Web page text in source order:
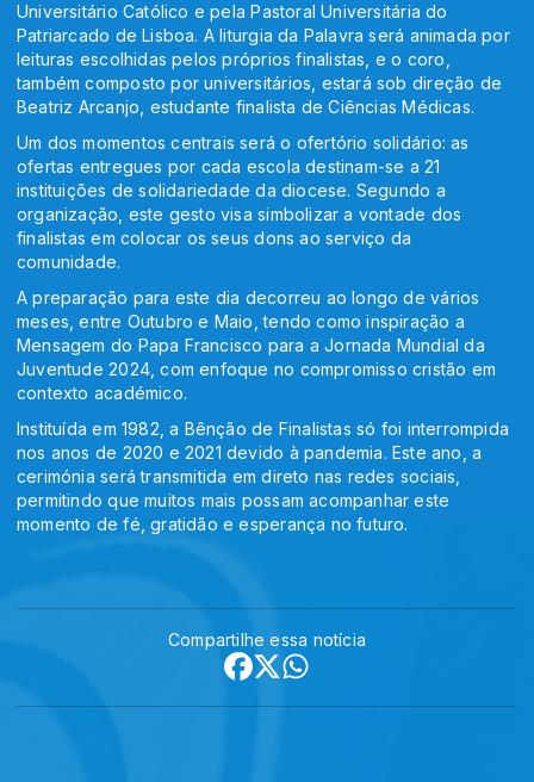
Universitário Católico e pela Pastoral Universitária do
Patriarcado de Lisboa. A liturgia da Palavra será animada por
leituras escolhidas pelos próprios finalistas, e o coro,
também composto por universitários, estará sob direção de
Beatriz Arcanjo, estudante finalista de Ciências Médicas.
Um dos momentos centrais será o ofertório solidário: as
ofertas entregues por cada escola destinam-se a 21
instituições de solidariedade da diocese. Segundo a
organização, este gesto visa simbolizar a vontade dos
finalistas em colocar os seus dons ao serviço da
comunidade.
A preparação para este dia decorreu ao longo de vários
meses, entre Outubro e Maio, tendo como inspiração a
Mensagem do Papa Francisco para a Jornada Mundial da
Juventude 2024, com enfoque no compromisso cristão em
contexto académico.
Instituída em 1982, a Bênção de Finalistas só foi interrompida
nos anos de 2020 e 2021 devido à pandemia. Este ano, a
cerimónia será transmitida em direto nas redes sociais,
permitindo que muitos mais possam acompanhar este
momento de fé, gratidão e esperança no futuro.
Compartilhe essa notícia